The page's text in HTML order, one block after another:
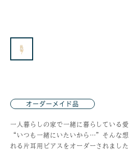
オーダーメイド品
一人暮らしの家で一緒に暮らしている愛
“いつも一緒にいたいから…”そんな想
れる片耳用ピアスをオーダーされました